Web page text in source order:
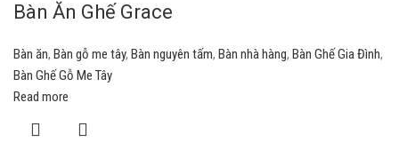
Bàn Ăn Ghế Grace
Bàn ăn, Bàn gỗ me tây, Bàn nguyên tấm, Bàn nhà hàng, Bàn Ghế Gia Đình,
Bàn Ghế Gỗ Me Tây
Read more